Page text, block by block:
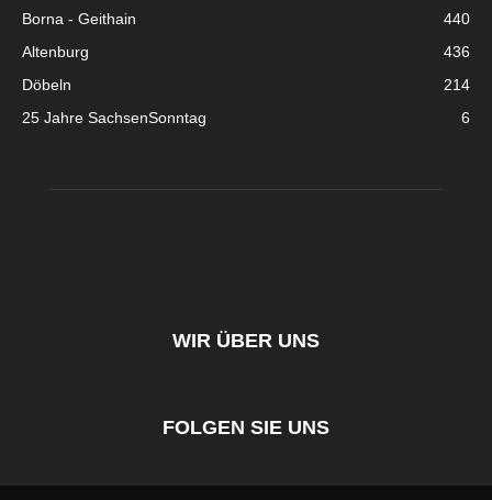
Borna - Geithain
440
Altenburg
436
Döbeln
214
25 Jahre SachsenSonntag
6
WIR ÜBER UNS
FOLGEN SIE UNS